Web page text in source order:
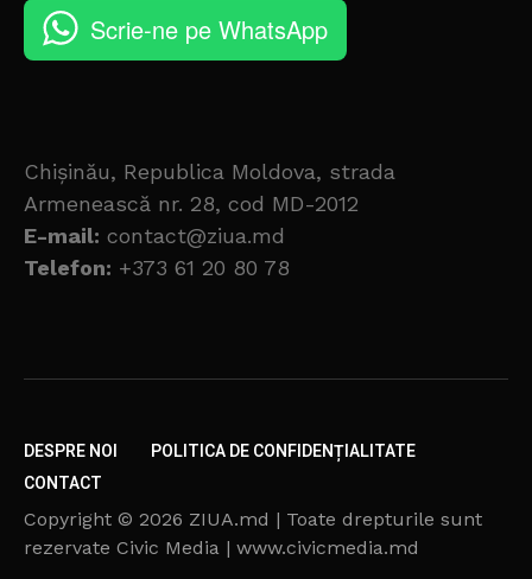
Scrie-ne pe WhatsApp
Chișinău, Republica Moldova, strada
Armenească nr. 28, cod MD-2012
E-mail: contact@ziua.md
Telefon: +373 61 20 80 78
DESPRE NOI
POLITICA DE CONFIDENȚIALITATE
CONTACT
Copyright © 2026 ZIUA.md | Toate drepturile sunt
rezervate Civic Media | www.civicmedia.md